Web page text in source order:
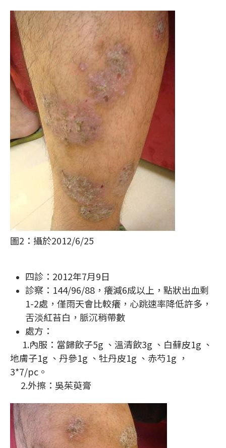
圖2：攝於2012/6/25
四診：2012年7月9日
診察：144/96/88，癢減6成以上，點狀出血剩
1-2處，僅雨天會比較癢，心跳速率降低許多，
舌淡紅苔白，脈沉稍帶數
處方：
1.內服：當歸飲子5g 、溫清飲3g 、白蘚皮1g 、
地膚子1g 、丹參1g 、牡丹皮1g 、赤芍1g ，
3*7/pc。
2.外擦：吳茱萸膏